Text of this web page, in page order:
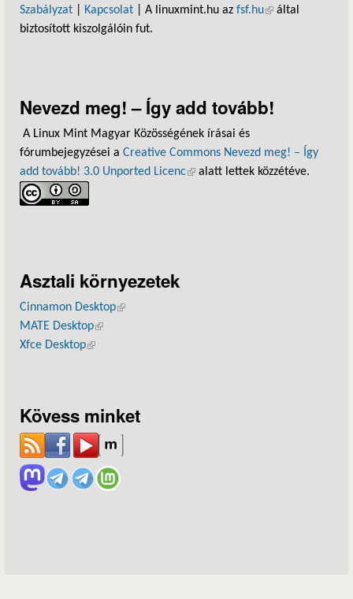
Szabályzat
Kapcsolat | A linuxmint.hu az fsf.hu(külső hivatkozás)
által
biztosított kiszolgálóin fut.
Nevezd meg! – Így add tovább!
A Linux Mint Magyar Közösségének írásai és
fórumbejegyzései a Creative Commons Nevezd meg! – Így
add tovább! 3.0 Unported Licenc(külső hivatkozás)
alatt lettek közzétéve.
Asztali környezetek
Cinnamon Desktop(külső hivatkozás)
MATE Desktop(külső hivatkozás)
Xfce Desktop(külső hivatkozás)
Kövess minket